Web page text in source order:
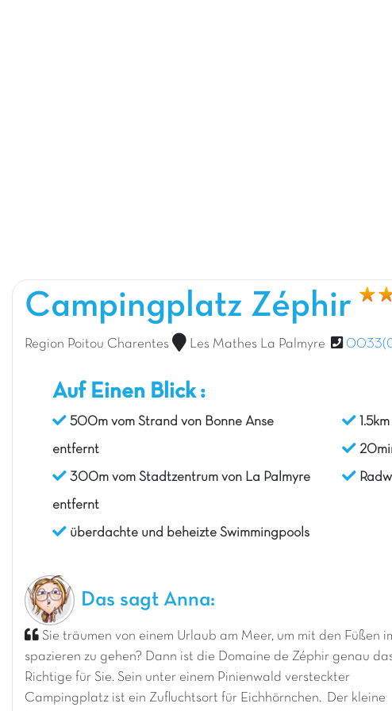
Campingplatz Zéphir
Region Poitou Charentes Les Mathes La Palmyre
Auf Einen Blick :
500m vom Strand von Bonne Anse
entfernt
300m vom Stadtzentrum von La Palmyre
entfernt
überdachte und beheizte Swimmingpools
Das sagt Anna:
Sie träumen von einem Urlaub am Meer, um mit den Füßen
spazieren zu gehen? Dann ist die Domaine de Zéphir genau
Richtige für Sie. Sein unter einem Pinienwald versteckter
Campingplatz ist ein Zufluchtsort für Eichhörnchen. Der kleine